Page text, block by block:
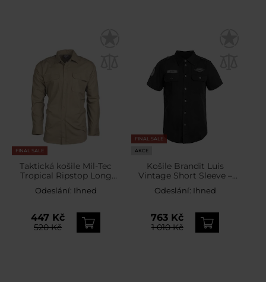
FINAL SALE
Taktická košile Mil-Tec
Tropical Ripstop Long
Sleeve - Khaki
Odeslání: Ihned
447 Kč
520 Kč
FINAL SALE
AKCE
Košile Brandit Luis
Vintage Short Sleeve –
Black
Odeslání: Ihned
763 Kč
1 010 Kč